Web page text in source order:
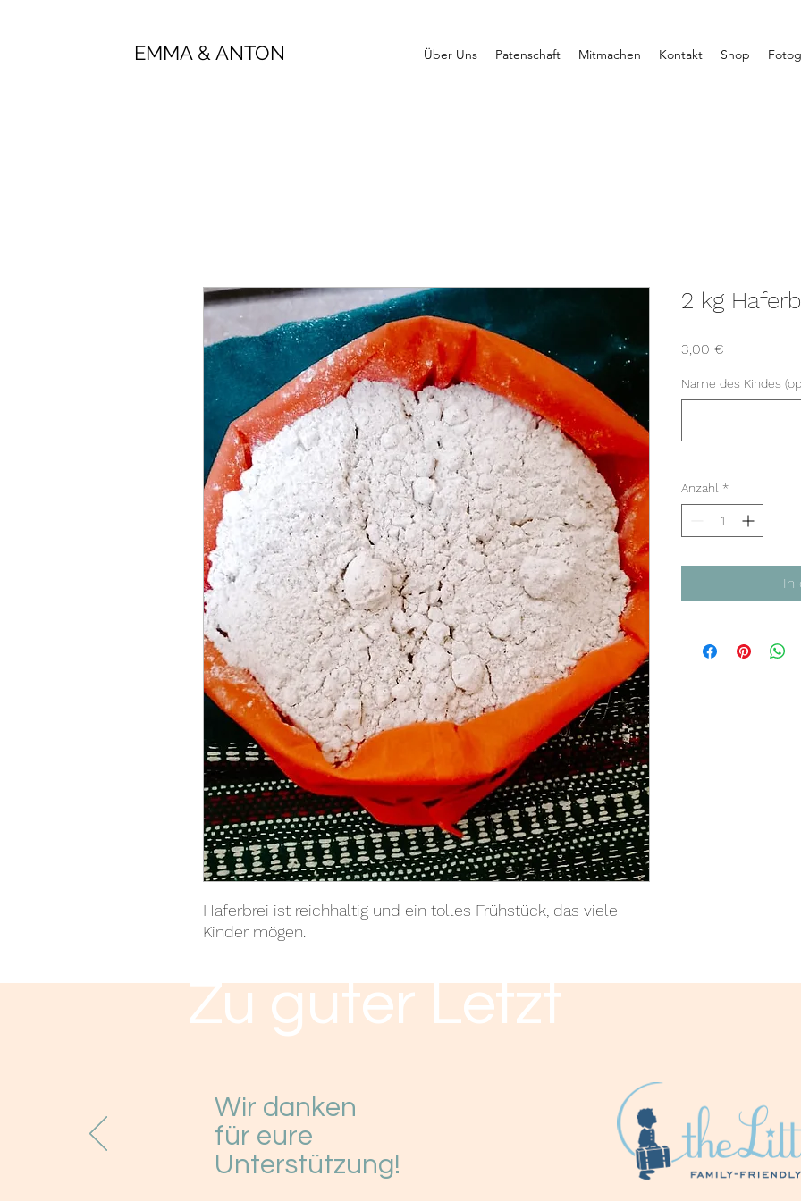
EMMA & ANTON Über Uns Patenschaft Mitmachen Kontakt Shop
Haferbrei ist reichhaltig und ein tolles Frühstück, das viele
Kinder mögen.
2 kg
3,00 €
Name des Kindes
Anzahl *
In
Zu guter Letzt
Wir danken
für eure
Unterstützung!